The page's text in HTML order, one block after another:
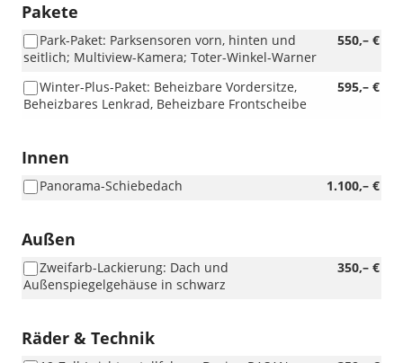
Pakete
550,– €
Park-Paket: Parksensoren vorn, hinten und
seitlich; Multiview-Kamera; Toter-Winkel-Warner
595,– €
Winter-Plus-Paket: Beheizbare Vordersitze,
Beheizbares Lenkrad, Beheizbare Frontscheibe
Innen
1.100,– €
Panorama-Schiebedach
Außen
350,– €
Zweifarb-Lackierung: Dach und
Außenspiegelgehäuse in schwarz
Räder & Technik